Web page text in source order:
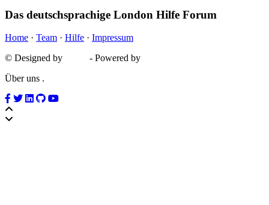
Das deutschsprachige London Hilfe Forum
Home · Team · Hilfe · Impressum
© Designed by
- Powered by
Über uns .